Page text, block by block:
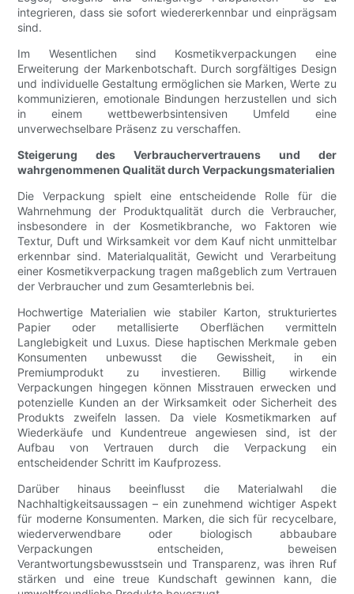
integrieren, dass sie sofort wiedererkennbar und einprägsam
sind.
Im Wesentlichen sind Kosmetikverpackungen eine
Erweiterung der Markenbotschaft. Durch sorgfältiges Design
und individuelle Gestaltung ermöglichen sie Marken, Werte zu
kommunizieren, emotionale Bindungen herzustellen und sich
in einem wettbewerbsintensiven Umfeld eine
unverwechselbare Präsenz zu verschaffen.
Steigerung des Verbrauchervertrauens und der
wahrgenommenen Qualität durch Verpackungsmaterialien
Die Verpackung spielt eine entscheidende Rolle für die
Wahrnehmung der Produktqualität durch die Verbraucher,
insbesondere in der Kosmetikbranche, wo Faktoren wie
Textur, Duft und Wirksamkeit vor dem Kauf nicht unmittelbar
erkennbar sind. Materialqualität, Gewicht und Verarbeitung
einer Kosmetikverpackung tragen maßgeblich zum Vertrauen
der Verbraucher und zum Gesamterlebnis bei.
Hochwertige Materialien wie stabiler Karton, strukturiertes
Papier oder metallisierte Oberflächen vermitteln
Langlebigkeit und Luxus. Diese haptischen Merkmale geben
Konsumenten unbewusst die Gewissheit, in ein
Premiumprodukt zu investieren. Billig wirkende
Verpackungen hingegen können Misstrauen erwecken und
potenzielle Kunden an der Wirksamkeit oder Sicherheit des
Produkts zweifeln lassen. Da viele Kosmetikmarken auf
Wiederkäufe und Kundentreue angewiesen sind, ist der
Aufbau von Vertrauen durch die Verpackung ein
entscheidender Schritt im Kaufprozess.
Darüber hinaus beeinflusst die Materialwahl die
Nachhaltigkeitsaussagen – ein zunehmend wichtiger Aspekt
für moderne Konsumenten. Marken, die sich für recycelbare,
wiederverwendbare oder biologisch abbaubare
Verpackungen entscheiden, beweisen
Verantwortungsbewusstsein und Transparenz, was ihren Ruf
stärken und eine treue Kundschaft gewinnen kann, die